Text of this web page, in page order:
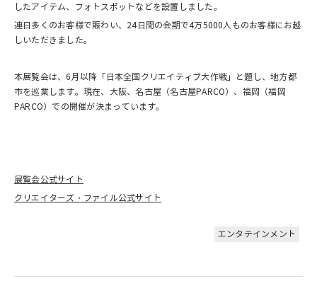
したアイテム、フォトスポットなどを設置しました。
連日多くのお客様で賑わい、24日間の会期で4万5000人ものお客様にお越
しいただきました。
本展覧会は、6月以降「日本全国クリエイティブ大作戦」と題し、地方都
市を巡業します。現在、大阪、名古屋（名古屋PARCO）、福岡（福岡
PARCO）での開催が決まっています。
展覧会公式サイト
クリエイターズ・ファイル公式サイト
エンタテインメント